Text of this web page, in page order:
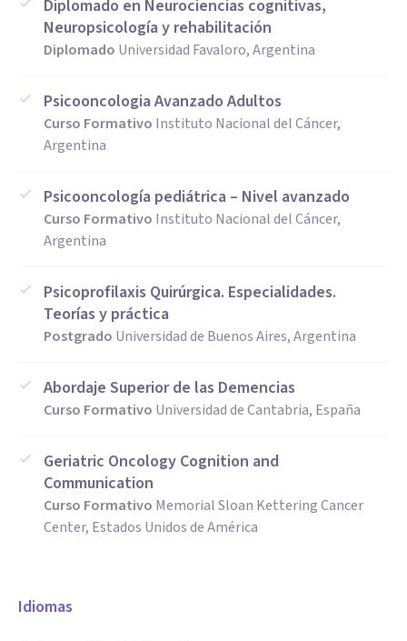
Diplomado en Neurociencias cognitivas,
Neuropsicología y rehabilitación
Diplomado Universidad Favaloro, Argentina
Psicooncologia Avanzado Adultos
Curso Formativo Instituto Nacional del Cáncer,
Argentina
Psicooncología pediátrica – Nivel avanzado
Curso Formativo Instituto Nacional del Cáncer,
Argentina
Psicoprofilaxis Quirúrgica. Especialidades.
Teorías y práctica
Postgrado Universidad de Buenos Aires, Argentina
Abordaje Superior de las Demencias
Curso Formativo Universidad de Cantabria, España
Geriatric Oncology Cognition and
Communication
Curso Formativo Memorial Sloan Kettering Cancer
Center, Estados Unidos de América
Idiomas